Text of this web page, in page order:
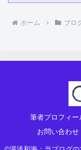
ホーム ブロ
筆者プロフィー
お問い合わせ